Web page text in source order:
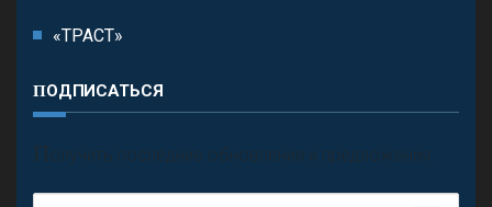
«ТРАСТ»
ПОДПИСАТЬСЯ
П олучить последние обновления и предложения.